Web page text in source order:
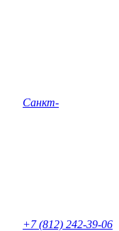
Санкт-
+7 (812) 242-39-06